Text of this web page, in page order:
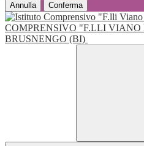
Annulla Conferma
COMPRENSIVO "F.LLI VIANO
BRUSNENGO (BI)